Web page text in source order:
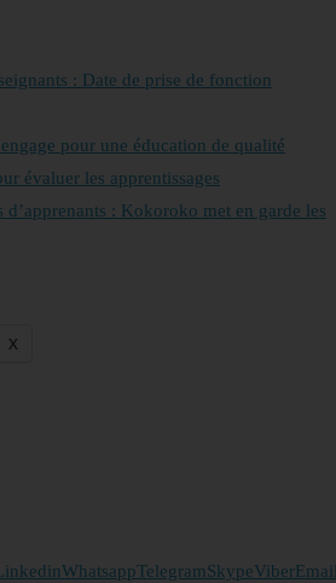
: Date de prise de fonction
pour une éducation de qualité
évaluer les apprentissages
: Kokoroko met en garde les
X
WhatsappTelegramSkypeViber